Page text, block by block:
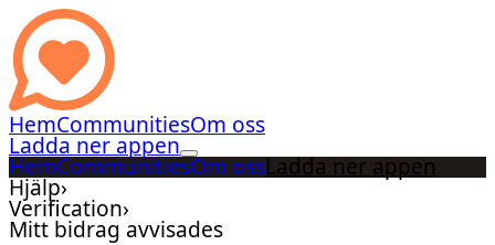
HemCommunitiesOm oss
Ladda ner appen
HemCommunitiesOm ossLadda ner appen
Hjälp›
Verification›
Mitt bidrag avvisades